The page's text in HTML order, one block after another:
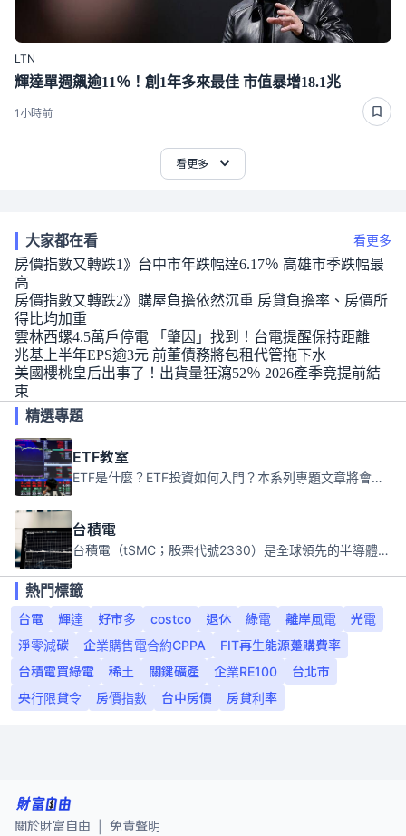
LTN
輝達單週飆逾11％！創1年多來最佳 市值暴增18.1兆
1小時前
看更多
大家都在看 看更多
房價指數又轉跌1》台中市年跌幅達6.17％ 高雄市季跌幅最
高
房價指數又轉跌2》購屋負擔依然沉重 房貸負擔率、房價所
得比均加重
雲林西螺4.5萬戶停電 「肇因」找到！台電提醒保持距離
兆基上半年EPS逾3元 前董債務將包租代管拖下水
美國櫻桃皇后出事了！出貨量狂瀉52％ 2026產季竟提前結
束
精選專題
ETF教室
ETF是什麼？ETF投資如何入門？本系列專題文章將會告訴你新手必須知道的ETF基礎知識。
台積電
台積電（tSMC；股票代號2330）是全球領先的半導體代工公司，成立於1987年，總部位於台灣新竹。且已於美國、日本、德國及中國設廠，台積電是全球首家專業積體電路製造服務公司，也是全球最先進和最大規模的半導體代工廠。
熱門標籤
台電
輝達 好市多 costco 退休 綠電 離岸風電
光電
淨零減碳
企業購售電合約CPPA
FIT再生能源躉購費率
台積電買綠電
稀土 關鍵礦產 企業RE100
台北市
央行限貸令
房價指數 台中房價 房貸利率
關於財富自由 免責聲明